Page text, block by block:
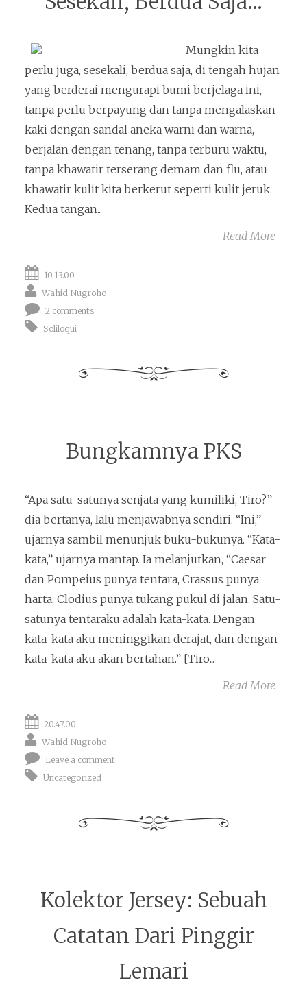
Mungkin kita
perlu juga, sesekali, berdua saja, di tengah hujan
yang berderai mengurapi bumi berjelaga ini,
tanpa perlu berpayung dan tanpa mengalaskan
kaki dengan sandal aneka warni dan warna,
berjalan dengan tenang, tanpa terburu waktu,
tanpa khawatir terserang demam dan flu, atau
khawatir kulit kita berkerut seperti kulit jeruk.
Kedua tangan...
Read More
10.13.00
Wahid Nugroho
2 comments
Soliloqui
Bungkamnya PKS
“Apa satu-satunya senjata yang kumiliki, Tiro?”
dia bertanya, lalu menjawabnya sendiri. “Ini,”
ujarnya sambil menunjuk buku-bukunya. “Kata-
kata,” ujarnya mantap. Ia melanjutkan, “Caesar
dan Pompeius punya tentara, Crassus punya
harta, Clodius punya tukang pukul di jalan. Satu-
satunya tentaraku adalah kata-kata. Dengan
kata-kata aku meninggikan derajat, dan dengan
kata-kata aku akan bertahan.” [Tiro...
Read More
20.47.00
Wahid Nugroho
Leave a comment
Uncategorized
Kolektor Jersey: Sebuah
Catatan Dari Pinggir
Lemari